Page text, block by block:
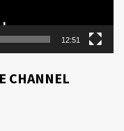
12:51
CHANNEL